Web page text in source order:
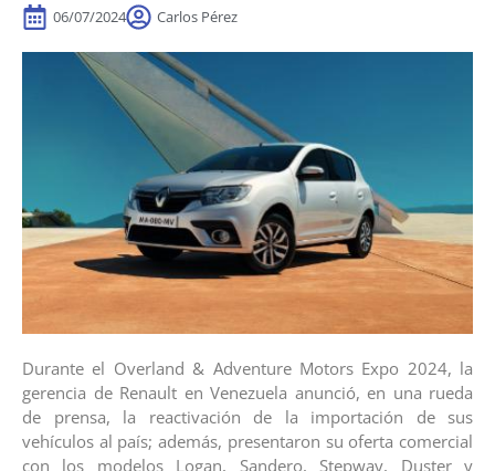
06/07/2024 Carlos Pérez
Durante el Overland & Adventure Motors Expo 2024, la
gerencia de Renault en Venezuela anunció, en una rueda
de prensa, la reactivación de la importación de sus
vehículos al país; además, presentaron su oferta comercial
con los modelos Logan, Sandero, Stepway, Duster y